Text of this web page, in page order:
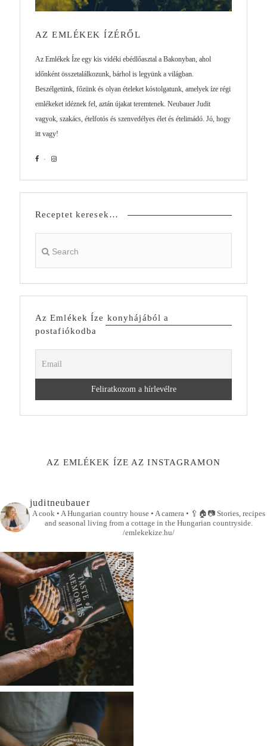
AZ EMLÉKEK ÍZÉRŐL
Az Emlékek Íze egy kis vidéki ebédlőasztal a Bakonyban, ahol
időnként összetalálkozunk, bárhol is legyünk a világban.
Beszélgetünk, főzünk és olyan ételeket kóstolgatunk, amelyek íze régi
emlékeket idéznek fel, aztán újakat teremtenek. Neubauer Judit
vagyok, szakács, ételfotós és szenvedélyes élet és ételimádó. Jó, hogy
itt vagy!
Receptet keresek…
Az Emlékek Íze konyhájából a
postafiókodba
AZ EMLÉKEK ÍZE AZ INSTAGRAMON
juditneubauer
A cook • A Hungarian country house • A camera • 🥄🏠📷Stories, recipes
and seasonal living from a cottage in the Hungarian countryside.
/emlekekize.hu/